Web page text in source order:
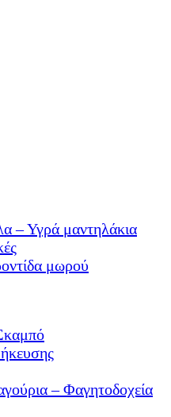
– Υγρά μαντηλάκια
μωρού
– Φαγητοδοχεία